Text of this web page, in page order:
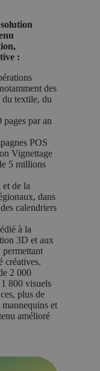
:
des
du textile, du
par an
POS
Vignettage
5 millions
de la
dans
calendriers
à la
3D et aux
permettant
créatives.
2 000
800 visuels
plus de
mannequins et
amélioré